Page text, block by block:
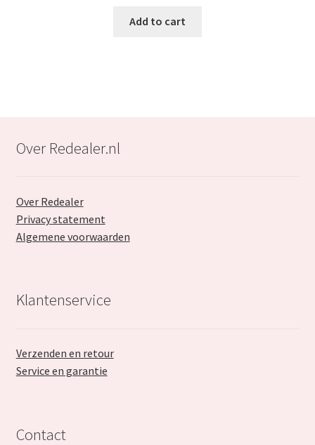
was:
Add to cart
Over Redealer.nl
Over Redealer
Privacy statement
Algemene voorwaarden
Klantenservice
Verzenden en retour
Service en garantie
Contact